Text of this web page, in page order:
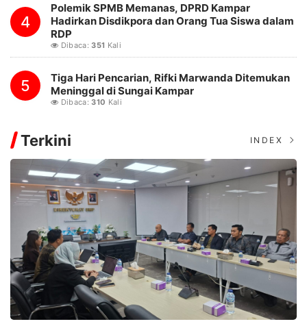
4
Polemik SPMB Memanas, DPRD Kampar
Hadirkan Disdikpora dan Orang Tua Siswa dalam
RDP
Dibaca:351 Kali
5
Tiga Hari Pencarian, Rifki Marwanda Ditemukan
Meninggal di Sungai Kampar
Dibaca:310 Kali
Terkini INDEX